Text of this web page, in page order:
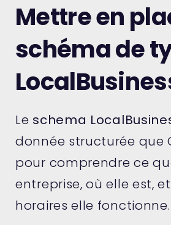
Mettre en
schéma de
Le schema
donnée structurée que
pour comprendre ce
entreprise, où elle est,
horaires elle fonctionne.